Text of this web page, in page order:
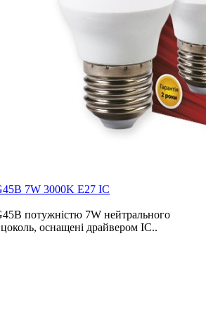
7W 3000K E27 IC
потужністю 7W нейтрального
оснащені драйвером IC..